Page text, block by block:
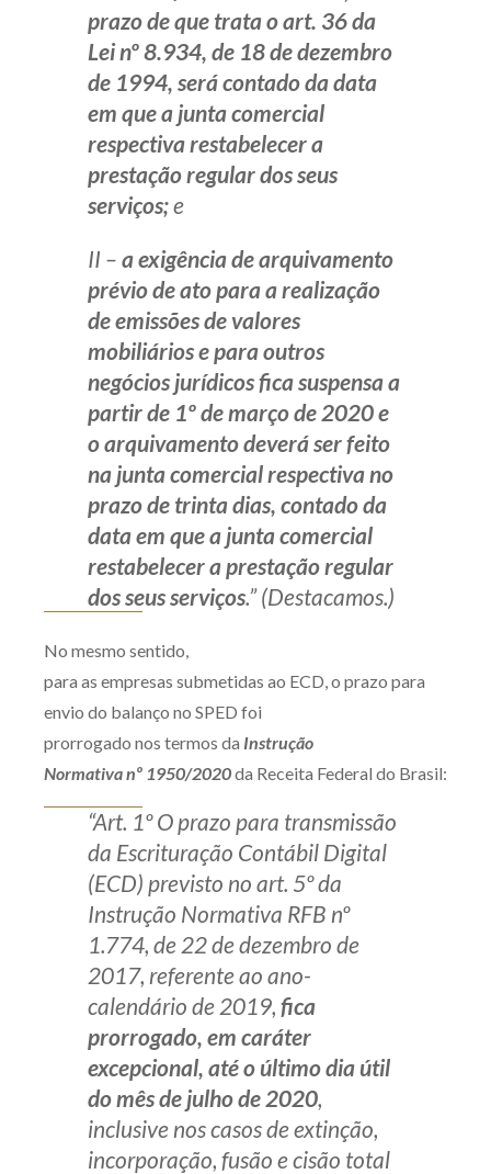
prazo de que trata o art. 36 da
Lei nº 8.934, de 18 de dezembro
de 1994, será contado da data
em que a junta comercial
respectiva restabelecer a
prestação regular dos seus
serviços;e
II – a exigência de arquivamento
prévio de ato para a realização
de emissões de valores
mobiliários e para outros
negócios jurídicos fica suspensa a
partir de 1º de março de 2020 e
o arquivamento deverá ser feito
na junta comercial respectiva no
prazo de trinta dias, contado da
data em que a junta comercial
restabelecer a prestação regular
dos seus serviços.” (Destacamos.)
No mesmo sentido,
para as empresas submetidas ao ECD, o prazo para
envio do balanço no SPED foi
prorrogado nos termos da Instrução
Normativa nº 1950/2020da Receita Federal do Brasil:
“Art. 1º O prazo para transmissão
da Escrituração Contábil Digital
(ECD) previsto no art. 5º da
Instrução Normativa RFB nº
1.774, de 22 de dezembro de
2017, referente ao ano-
calendário de 2019, fica
prorrogado, em caráter
excepcional, até o último dia útil
do mês de julho de 2020,
inclusive nos casos de extinção,
incorporação, fusão e cisão total